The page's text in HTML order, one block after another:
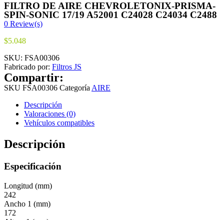
FILTRO DE AIRE CHEVROLETONIX-PRISMA-
SPIN-SONIC 17/19 A52001 C24028 C24034 C2488
0 Review(s)
$5.048
SKU: FSA00306
Fabricado por: Filtros JS
Compartir:
SKU FSA00306 Categoría AIRE
Descripción
Valoraciones (0)
Vehículos compatibles
Descripción
Especificación
Longitud (mm)
242
Ancho 1 (mm)
172